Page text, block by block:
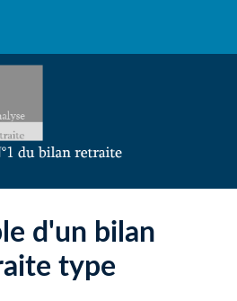
d'un bilan
type